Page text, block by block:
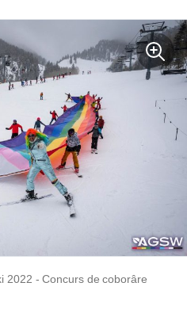
2022 - Concurs de coborâre